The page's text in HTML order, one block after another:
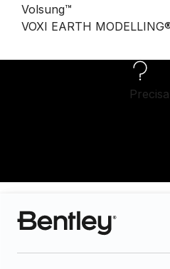
Volsung™
VOXI EARTH